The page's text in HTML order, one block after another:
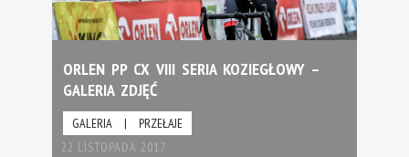
ORLEN PP CX VIII SERIA KOZIEGŁOWY –
GALERIA ZDJĘĆ
GALERIA |
PRZEŁAJE
22 LISTOPADA 2017